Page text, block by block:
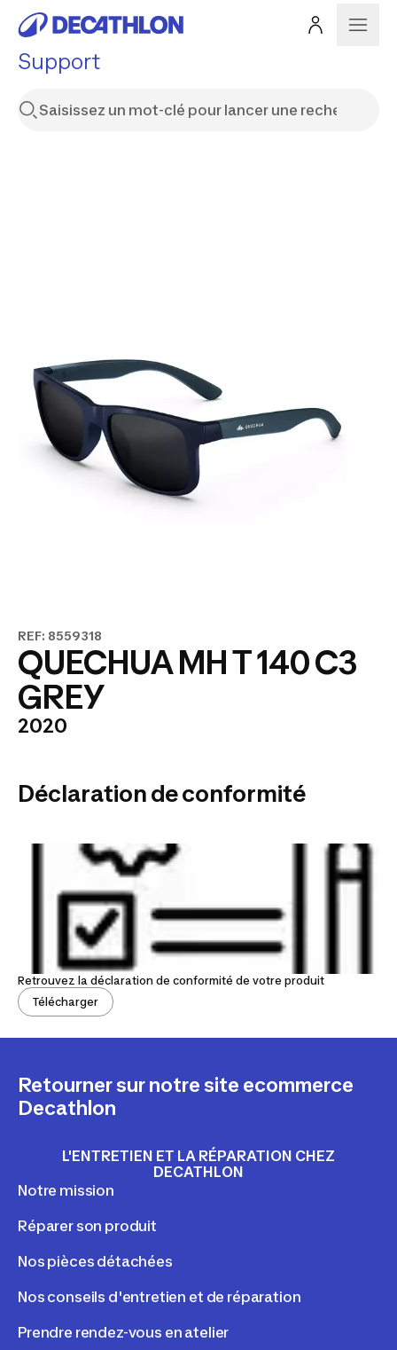
Support
REF: 8559318
QUECHUA MH T 140 C3
GREY
2020
Déclaration de conformité
Retrouvez la déclaration de conformité de votre produit
Télécharger
Retourner sur notre site ecommerce
Decathlon
L'ENTRETIEN ET LA RÉPARATION CHEZ
DECATHLON
Notre mission
Réparer son produit
Nos pièces détachées
Nos conseils d'entretien et de réparation
Prendre rendez-vous en atelier